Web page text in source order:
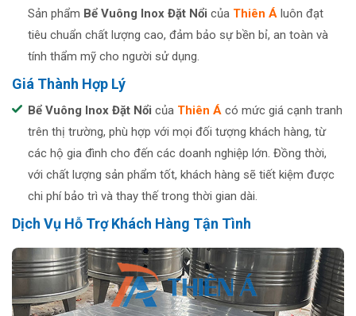
Sản phẩm Bể Vuông Inox Đặt Nổi của Thiên Á luôn đạt
tiêu chuẩn chất lượng cao, đảm bảo sự bền bỉ, an toàn và
tính thẩm mỹ cho người sử dụng.
Giá Thành Hợp Lý
Bể Vuông Inox Đặt Nổi của Thiên Á có mức giá cạnh tranh
trên thị trường, phù hợp với mọi đối tượng khách hàng, từ
các hộ gia đình cho đến các doanh nghiệp lớn. Đồng thời,
với chất lượng sản phẩm tốt, khách hàng sẽ tiết kiệm được
chi phí bảo trì và thay thế trong thời gian dài.
Dịch Vụ Hỗ Trợ Khách Hàng Tận Tình